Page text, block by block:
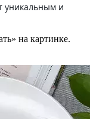
уникальным и
на картинке.